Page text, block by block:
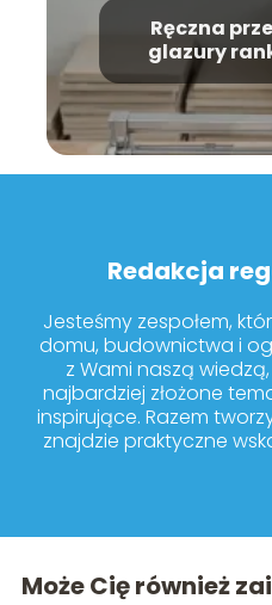
Ręczna
glazury
modele
Redakcja
Jesteśmy zespołem,
domu, budownictwa i
z Wami naszą
najbardziej złożone
inspirujące. Razem
znajdzie praktyczne
Może Cię również